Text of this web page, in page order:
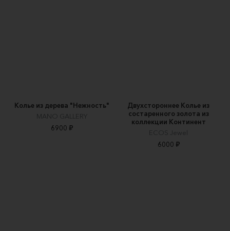
Колье из дерева "Нежность"
MANO GALLERY
6900 ₽
Двухстороннее Колье из
состаренного золота из
коллекции Континент
ECOS Jewel
6000 ₽